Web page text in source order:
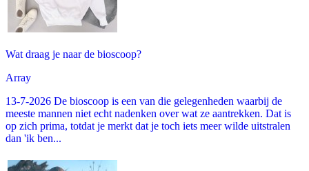
Wat draag je naar de bioscoop?
Array
13-7-2026 De bioscoop is een van die gelegenheden waarbij de
meeste mannen niet echt nadenken over wat ze aantrekken. Dat is
op zich prima, totdat je merkt dat je toch iets meer wilde uitstralen
dan 'ik ben...